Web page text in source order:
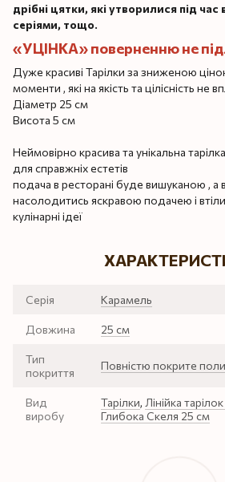
дрібні цятки, які утворилися під
серіями, тощо.
«УЦІНКА» поверненню не
Дуже красиві Тарілки за зниженою
моменти , які на якість та цілісність не
Діаметр 25 см
Висота 5 см
Неймовірно красива та унікальна тарілка
для справжніх естетів
подача в ресторані буде вишуканою ,
насолодитись яскравою подачею і
кулінарні ідеї
Серія Карамель
Довжина 25 см
Тип
покриття
Повністю покрите
Вид
виробу
Тарілки, Лінійка
Глибока Скеля 25 см